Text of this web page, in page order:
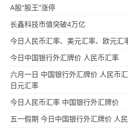
A股“股王”涨停
长鑫科技市值突破4万亿
今日人民币汇率、美元汇率、欧元汇
今日中国银行外汇牌价 人民币汇率
六月一日 中国银行外汇牌价 人民币
日元汇率
今日人民币汇率 中国银行外汇牌价
五一假期 今日中国银行外汇牌价 人